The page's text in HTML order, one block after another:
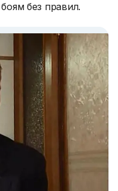
без правил.